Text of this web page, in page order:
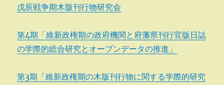
戊辰戦争期木版刊行物研究会
第4期「維新政権期の政府機関と府藩県刊行官版日誌
の学際的総合研究とオープンデータの推進」
第3期「維新政権期の木版刊行物に関する学際的研究